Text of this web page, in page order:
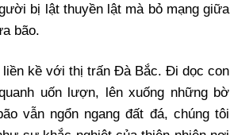
bị lật thuyền lật mà bỏ mạng giữa
bão.
kề với thị trấn Đà Bắc. Đi dọc con
uốn lượn, lên xuống những bờ
vẫn ngổn ngang đất đá, chúng tôi